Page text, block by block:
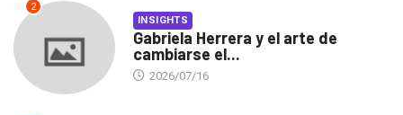
2
INSIGHTS
Gabriela Herrera y el arte de
cambiarse el...
2026/07/16